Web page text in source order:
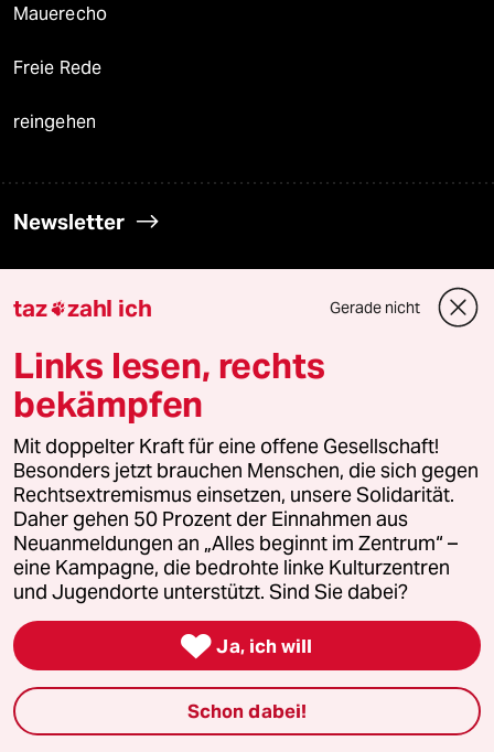
Mauerecho
Freie Rede
reingehen
Newsletter
taz zahl ich
taz lab Infobrief
Veranstaltungen
Demnächst
Vor Ort
Live im Stream
taz zahl ich Gerade nicht
Links lesen, rechts
bekämpfen
Mit doppelter Kraft für eine offene Gesellschaft!
Besonders jetzt brauchen Menschen, die sich gegen
Rechtsextremismus einsetzen, unsere Solidarität.
Daher gehen 50 Prozent der Einnahmen aus
Neuanmeldungen an „Alles beginnt im Zentrum“ –
eine Kampagne, die bedrohte linke Kulturzentren
und Jugendorte unterstützt. Sind Sie dabei?
 Ja, ich will
Schon dabei!